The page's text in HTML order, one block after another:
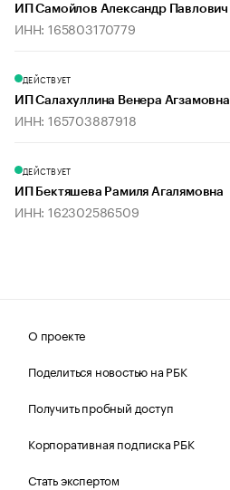
ИП Самойлов Александр Павлович
ИНН: 165803170779
ДЕЙСТВУЕТ
ИП Салахуллина Венера Агзамовна
ИНН: 165703887918
ДЕЙСТВУЕТ
ИП Бектяшева Рамиля Агалямовна
ИНН: 162302586509
О проекте
Поделиться новостью на РБК
Получить пробный доступ
Корпоративная подписка РБК
Стать экспертом